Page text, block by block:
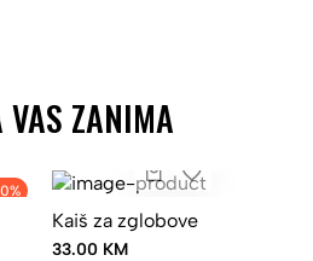
VAS ZANIMA
Kaiš za zglobove
33.00 KM